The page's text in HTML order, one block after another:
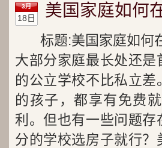
3月
18日 美国家庭如何
标题:美国家庭如何
大部分家庭最长处还
的公立学校不比私立
的孩子，都享有免费
利。但也有一些问题
分的学校选房子就行